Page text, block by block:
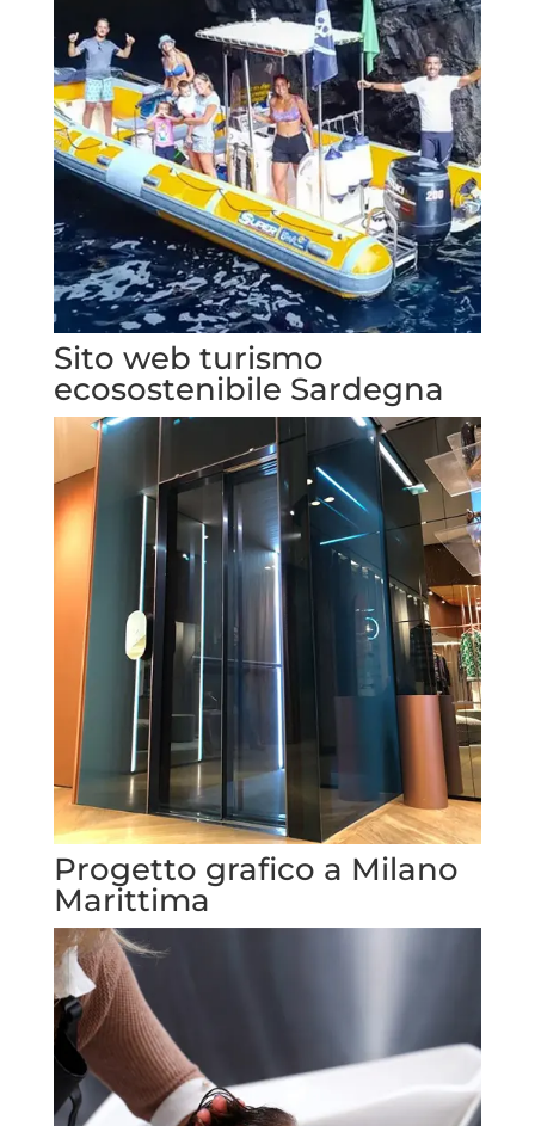
Sito web turismo
ecosostenibile Sardegna
Progetto grafico a Milano
Marittima